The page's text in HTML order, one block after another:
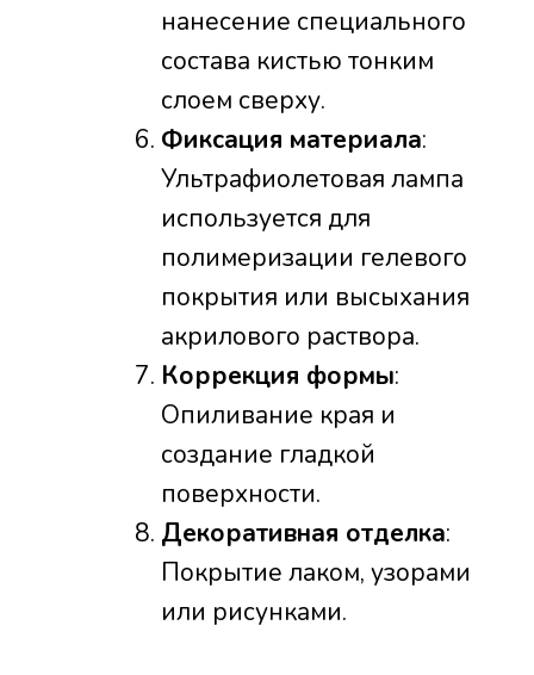
нанесение специального
состава кистью тонким
слоем сверху.
Фиксация материала:
Ультрафиолетовая лампа
используется для
полимеризации гелевого
покрытия или высыхания
акрилового раствора.
Коррекция формы:
Опиливание края и
создание гладкой
поверхности.
Декоративная отделка:
Покрытие лаком, узорами
или рисунками.